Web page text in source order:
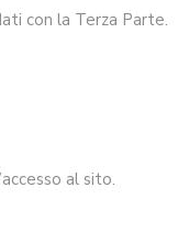
con la Terza Parte.
al sito.